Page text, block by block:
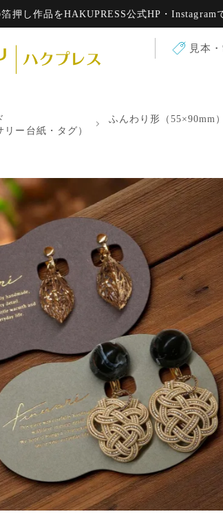
をHAKUPRESS公式HP・Instagramでご紹
見本
リー台紙・タグ）
ふんわり形（55×90mm）